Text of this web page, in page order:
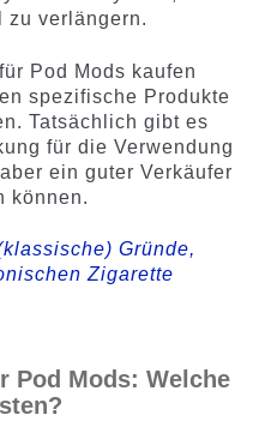
zu verlängern.
Pod Mods kaufen
spezifische Produkte
Tatsächlich gibt es
für die Verwendung
ein guter Verkäufer
können.
Gründe,
Zigarette
Pod Mods: Welche